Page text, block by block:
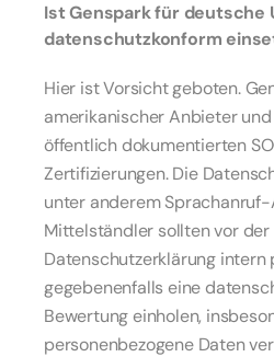
Ist Genspark für deutsche
datenschutzkonform
Hier ist Vorsicht geboten.
amerikanischer Anbieter
öffentlich dokumentierten
Zertifizierungen. Die
unter anderem
Mittelständler sollten vor der
Datenschutzerklärung intern
gegebenenfalls eine
Bewertung einholen,
personenbezogene Daten